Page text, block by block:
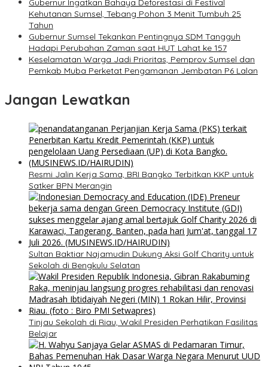
Gubernur Ingatkan Bahaya Deforestasi di Festival
Kehutanan Sumsel, Tebang Pohon 3 Menit Tumbuh 25
Tahun
Gubernur Sumsel Tekankan Pentingnya SDM Tangguh
Hadapi Perubahan Zaman saat HUT Lahat ke 157
Keselamatan Warga Jadi Prioritas, Pemprov Sumsel dan
Pemkab Muba Perketat Pengamanan Jembatan P6 Lalan
Jangan Lewatkan
​Resmi Jalin Kerja Sama, BRI Bangko Terbitkan KKP untuk
Satker BPN Merangin
Sultan Baktiar Najamudin Dukung Aksi Golf Charity untuk
Sekolah di Bengkulu Selatan
Tinjau Sekolah di Riau, Wakil Presiden Perhatikan Fasilitas
Belajar